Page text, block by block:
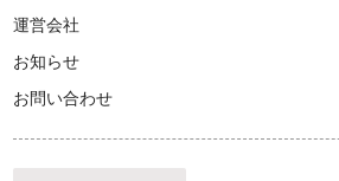
運営会社
お知らせ
お問い合わせ